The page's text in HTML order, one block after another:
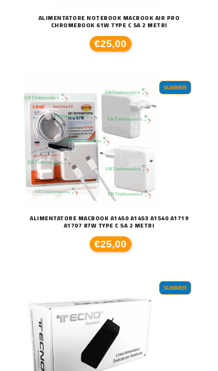
ALIMENTATORE NOTEBOOK MACBOOK AIR PRO
CHROMEBOOK 61W TYPE C 5A 2 METRI
€25,00
SUMMER
ALIMENTATORE MACBOOK A1450 A1453 A1540 A1719
A1707 87W TYPE C 5A 2 METRI
€25,00
SUMMER